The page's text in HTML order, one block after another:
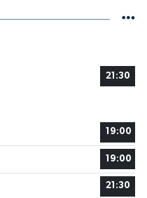
21:30
19:00
19:00
21:30